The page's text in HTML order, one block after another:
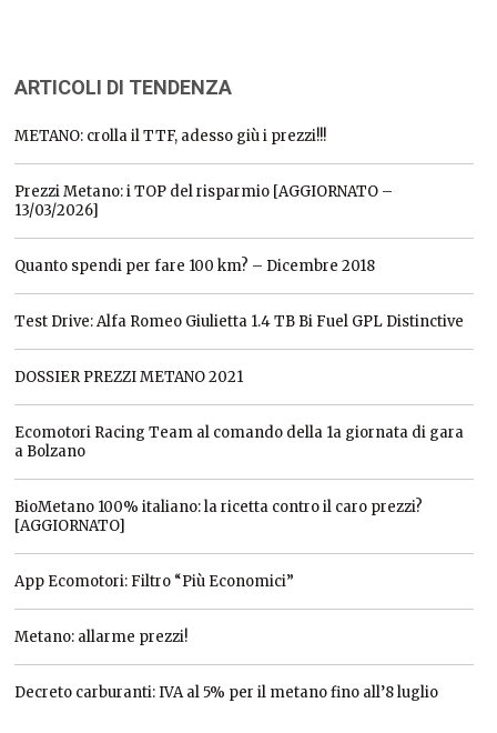
ARTICOLI DI TENDENZA
METANO: crolla il TTF, adesso giù i prezzi!!!
Prezzi Metano: i TOP del risparmio [AGGIORNATO –
13/03/2026]
Quanto spendi per fare 100 km? – Dicembre 2018
Test Drive: Alfa Romeo Giulietta 1.4 TB Bi Fuel GPL Distinctive
DOSSIER PREZZI METANO 2021
Ecomotori Racing Team al comando della 1a giornata di gara
a Bolzano
BioMetano 100% italiano: la ricetta contro il caro prezzi?
[AGGIORNATO]
App Ecomotori: Filtro “Più Economici”
Metano: allarme prezzi!
Decreto carburanti: IVA al 5% per il metano fino all’8 luglio